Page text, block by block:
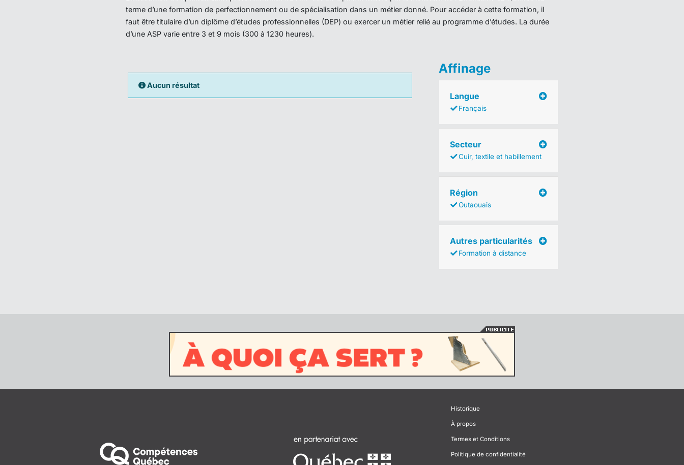
terme d’une formation de perfectionnement ou de spécialisation dans un métier donné. Pour accéder à cette formation, il
faut être titulaire d’un diplôme d’études professionnelles (DEP) ou exercer un métier relié au programme d’études. La durée
d’une ASP varie entre 3 et 9 mois (300 à 1230 heures).
Aucun résultat
Affinage
Langue
Français
Secteur
Cuir, textile et habillement
Région
Outaouais
Autres particularités
Formation à distance
Historique
À propos
Termes et Conditions
Politique de confidentialité